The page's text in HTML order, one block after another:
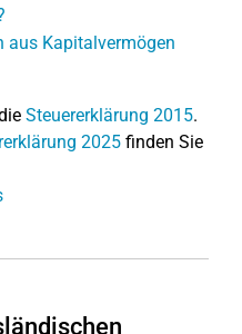
aus Kapitalvermögen
Steuererklärung 2015.
2025 finden Sie